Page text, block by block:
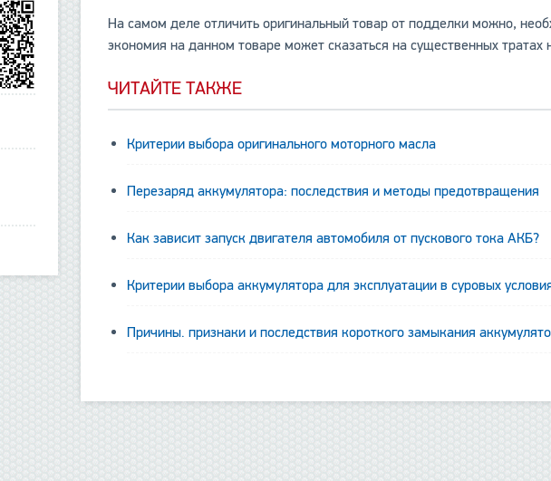
На самом деле отличить оригинальный товар от подделки можно,
экономия на данном товаре может сказаться на существенных тратах
ЧИТАЙТЕ ТАКЖЕ
Критерии выбора оригинального моторного масла
Перезаряд аккумулятора: последствия и методы предотвращения
Как зависит запуск двигателя автомобиля от пускового тока АКБ?
Критерии выбора аккумулятора для эксплуатации в суровых
Причины. признаки и последствия короткого замыкания